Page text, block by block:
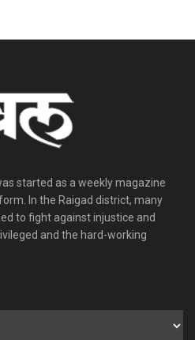
started as a weekly magazine
In the Raigad district, many
to fight against injustice and
and the hard-working